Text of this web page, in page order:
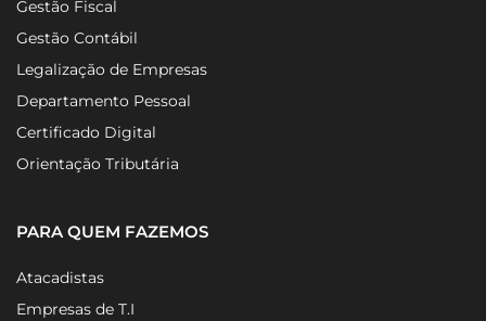
Gestão Fiscal
Gestão Contábil
Legalização de Empresas
Departamento Pessoal
Certificado Digital
Orientação Tributária
PARA QUEM FAZEMOS
Atacadistas
Empresas de T.I